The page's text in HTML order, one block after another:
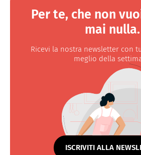
Per te, che non
mai nulla.
Ricevi la nostra newsletter con
meglio della
ISCRIVITI ALLA